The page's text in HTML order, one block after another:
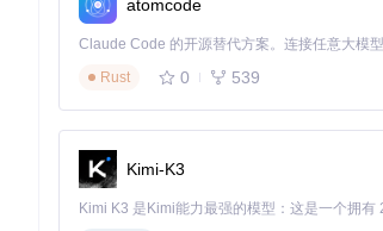
            session
            session.delegate
= self
catch
{
print ( "Error creating
        }
    }
3. 应用案例和最佳实践
atomcode
Rust
0 539
Kimi-K3